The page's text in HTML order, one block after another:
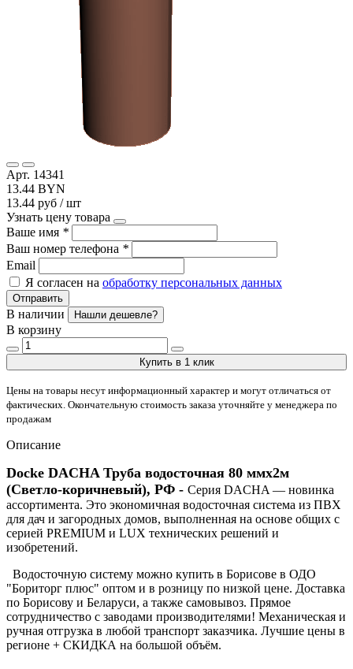
Арт. 14341
13.44 BYN
13.44 руб / шт
Узнать цену товара
Ваше имя *
Ваш номер телефона *
Email
Я согласен на обработку персональных данных
Отправить
В наличии Нашли дешевле?
В корзину
Купить в 1 клик
Цены на товары несут информационный характер и могут отличаться от
фактических. Окончательную стоимость заказа уточняйте у менеджера по
продажам
Описание
Docke DACHA Труба водосточная 80 ммх2м
(Светло-коричневый), РФ - Серия DACHA — новинка
ассортимента. Это экономичная водосточная система из ПВХ
для дач и загородных домов, выполненная на основе общих с
серией PREMIUM и LUX технических решений и
изобретений.
Водосточную систему можно купить в Борисове в ОДО
"Бориторг плюс" оптом и в розницу по низкой цене. Доставка
по Борисову и Беларуси, а также самовывоз. Прямое
сотрудничество с заводами производителями! Механическая и
ручная отгрузка в любой транспорт заказчика. Лучшие цены в
регионе + СКИДКА на большой объём.